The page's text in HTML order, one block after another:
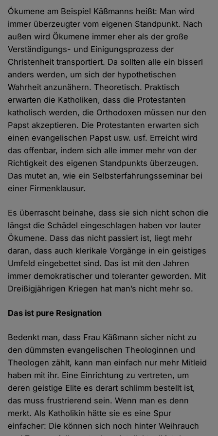
Ökumene am Beispiel Käßmanns heißt: Man wird
immer überzeugter vom eigenen Standpunkt. Nach
außen wird Ökumene immer eher als der große
Verständigungs- und Einigungsprozess der
Christenheit transportiert. Da sollten alle ein bisserl
anders werden, um sich der hypothetischen
Wahrheit anzunähern. Theoretisch. Praktisch
erwarten die Katholiken, dass die Protestanten
katholisch werden, die Orthodoxen müssen nur den
Papst akzeptieren. Die Protestanten erwarten sich
einen evangelischen Papst usw. usf. Erreicht wird
das offenbar, indem sich alle immer mehr von der
Richtigkeit des eigenen Standpunkts überzeugen.
Das mutet an, wie ein Selbsterfahrungsseminar bei
einer Firmenklausur.
Es überrascht beinahe, dass sie sich nicht schon die
längst die Schädel eingeschlagen haben vor lauter
Ökumene. Dass das nicht passiert ist, liegt mehr
daran, dass auch klerikale Vorgänge in ein geistiges
Umfeld eingebettet sind. Das ist mit den Jahren
immer demokratischer und toleranter geworden. Mit
Dreißigjährigen Kriegen hat man’s nicht mehr so.
Das ist pure Resignation
Bedenkt man, dass Frau Käßmann sicher nicht zu
den dümmsten evangelischen Theologinnen und
Theologen zählt, kann man einfach nur mehr Mitleid
haben mit ihr. Eine Einrichtung zu vertreten, um
deren geistige Elite es derart schlimm bestellt ist,
das muss frustrierend sein. Wenn man es denn
merkt. Als Katholikin hätte sie es eine Spur
einfacher: Die können sich noch hinter Weihrauch
und
Cookies